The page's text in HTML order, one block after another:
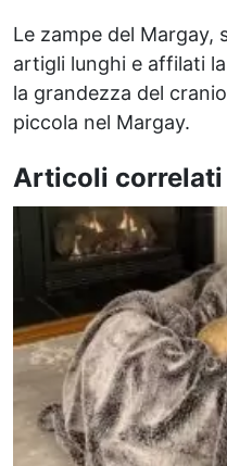
Le zampe del Margay,
artigli lunghi e affilati
la grandezza del
piccola nel Margay.
Articoli correlati